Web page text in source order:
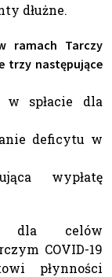
dłużne.
ramach Tarczy
trzy następujące
spłacie dla
deficytu w
wypłatę
dla celów
COVID-19
płynności